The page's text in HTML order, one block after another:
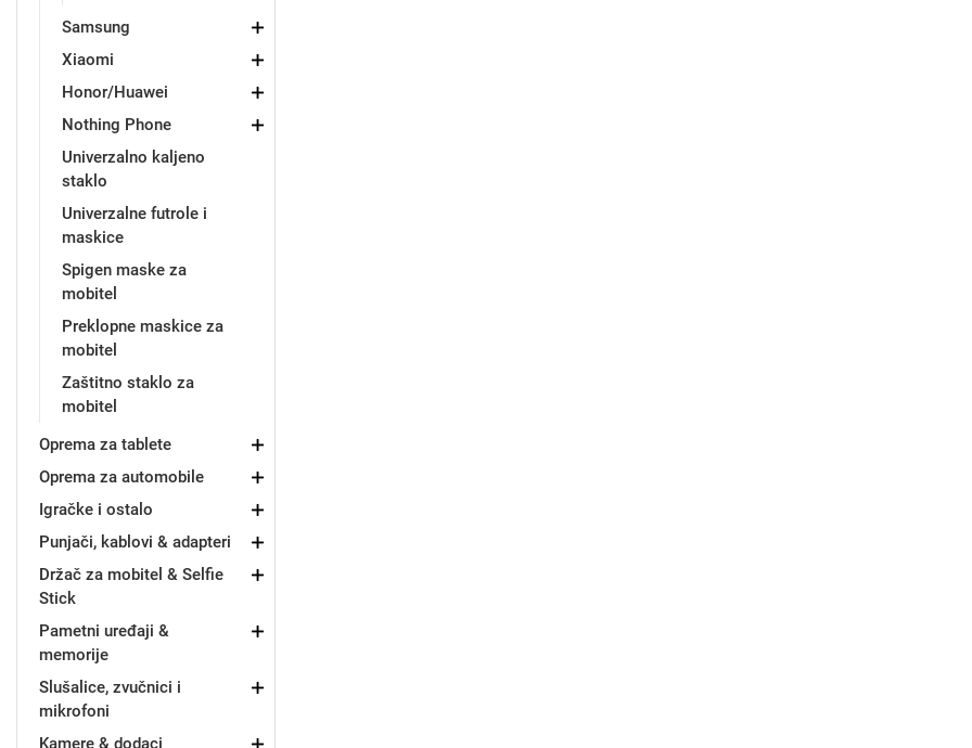
Samsung
Xiaomi
Honor/Huawei
Nothing Phone
Univerzalno kaljeno
staklo
Univerzalne futrole i
maskice
Spigen maske za
mobitel
Preklopne maskice za
mobitel
Zaštitno staklo za
mobitel
Oprema za tablete
Oprema za automobile
Igračke i ostalo
Punjači, kablovi & adapteri
Držač za mobitel & Selfie
Stick
Pametni uređaji &
memorije
Slušalice, zvučnici i
mikrofoni
Kamere & dodaci
Zodiac
Doodles
Monogrami